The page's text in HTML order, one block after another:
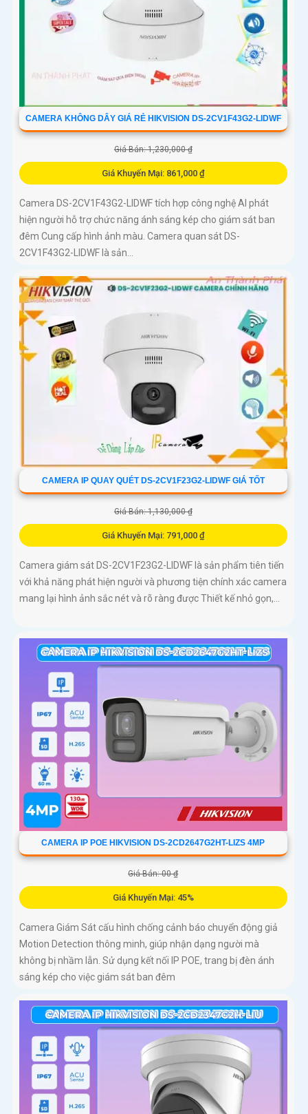
CAMERA KHÔNG DÂY GIÁ RẺ HIKVISION DS-2CV1F43G2-LIDWF
Giá Bán: 1,230,000 ₫
Giá Khuyến Mại: 861,000 ₫
Camera DS-2CV1F43G2-LIDWF tích hợp công nghệ AI phát
hiện người hỗ trợ chức năng ánh sáng kép cho giám sát ban
đêm Cung cấp hình ảnh màu. Camera quan sát DS-
2CV1F43G2-LIDWF là sản...
CAMERA IP QUAY QUÉT DS-2CV1F23G2-LIDWF GIÁ TỐT
Giá Bán: 1,130,000 ₫
Giá Khuyến Mại: 791,000 ₫
Camera giám sát DS-2CV1F23G2-LIDWF là sản phẩm tiên tiến
với khả năng phát hiện người và phương tiện chính xác camera
mang lại hình ảnh sắc nét và rõ ràng được Thiết kế nhỏ gọn,...
CAMERA IP POE HIKVISION DS-2CD2647G2HT-LIZS 4MP
Giá Bán: 00 ₫
Giá Khuyến Mại: 45%
Camera Giám Sát cấu hình chống cảnh báo chuyển động giả
Motion Detection thông minh, giúp nhận dạng người mà
không bị nhầm lẫn. Sử dụng kết nối IP POE, trang bị đèn ánh
sáng kép cho việc giám sát ban đêm